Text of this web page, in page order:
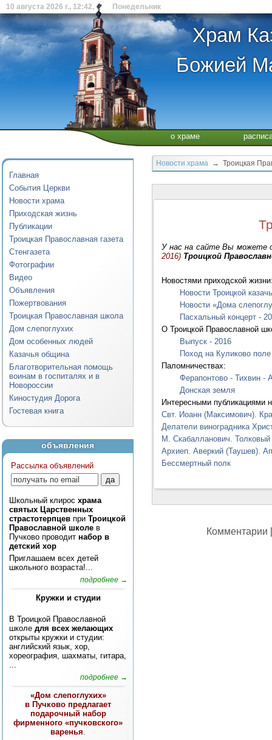
10 августа 2026 г., 12:42, Понедельник
Храм
Божией
о храме
Главная
События Церкви
Новости храма
Приходская жизнь
Публикации
Троицкая Православная газета
Стенгазета
Фотографии
Видео
Объявления
Пожертвования
Троицкая Православная школа
Дом слепоглухих
Дом особенных людей
Казачья община
Благотворительная помощь
воинам в госпиталях и в
Новороссии
Киностудия Дорога
Гостевая книга
объявления
Рассылка объявлений
Школьный клирос храма
святых Царственных
страстотерпцев при Троицкой
Православной школе в
Пучково проводит набор в
детский хор
Приглашаем всех детей
школьного возраста!...
подробнее →
Кружки и студии
В Троицкой Православной
школе для всех желающих
открыты кружки и студии:
английский язык, хор,
хореография, шахматы, гитара,
...
подробнее →
«Дом слепоглухих»
в Пучково предлагает
подарочный набор
фирменного «пучковского»
варенья.
Новости храма → Троицкая
У нас на сайте Вы можете
2016) Троицкой
Новостями приходской
Новости Троицкой
Новости «Дома
Пасхальный концерт -
О Троицкой Православной
Выпуск - 2016
Поход на Куликово поле
Паломничествах:
Ферапонтово - Тихвин -
Донская земля
Интересными публикациями
Свт. Иоанн (Максимович).
Делатели виноградника
М. Скабалланович. Толковый
Архиеп. Аверкий (Таушев).
Бессмертный полк
Комментарии